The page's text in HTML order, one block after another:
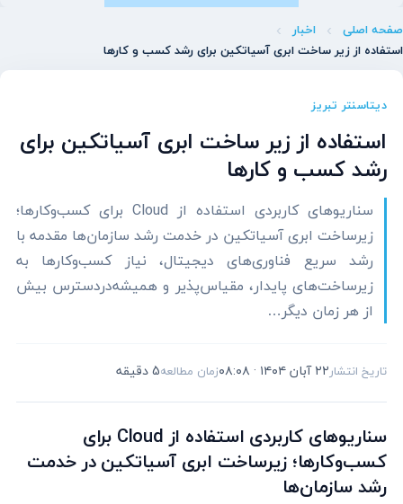
صفحه اصلی
اخبار
استفاده از زیر ساخت ابری آسیاتکین برای رشد کسب و کارها
دیتاسنتر تبریز
استفاده از زیر ساخت ابری آسیاتکین برای
رشد کسب و کارها
سناریوهای کاربردی استفاده از Cloud برای کسب‌وکارها؛
زیرساخت ابری آسیاتکین در خدمت رشد سازمان‌ها مقدمه با
رشد سریع فناوری‌های دیجیتال، نیاز کسب‌وکارها به
زیرساخت‌های پایدار، مقیاس‌پذیر و همیشه‌در‌دسترس بیش
از هر زمان دیگر…
تاریخ انتشار۲۲ آبان ۱۴۰۴ · ۰۸:۰۸ زمان مطالعه5 دقیقه
سناریوهای کاربردی استفاده از Cloud برای
کسب‌وکارها؛ زیرساخت ابری آسیاتکین در خدمت
رشد سازمان‌ها